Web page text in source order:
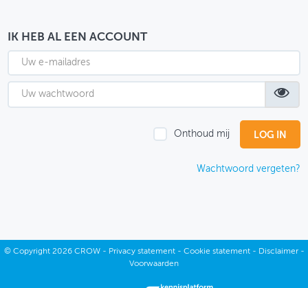
THEMASITES
MIJN PROFIEL
GEBRUIKER
IK HEB AL EEN ACCOUNT
Onthoud mij
Wachtwoord vergeten?
© Copyright2026 CROW - Privacy statement- Cookie statement- Disclaimer-
Voorwaarden